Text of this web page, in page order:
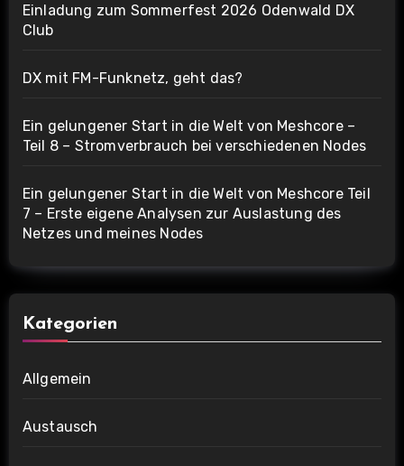
Einladung zum Sommerfest 2026 Odenwald DX
Club
DX mit FM-Funknetz, geht das?
Ein gelungener Start in die Welt von Meshcore –
Teil 8 – Stromverbrauch bei verschiedenen Nodes
Ein gelungener Start in die Welt von Meshcore Teil
7 – Erste eigene Analysen zur Auslastung des
Netzes und meines Nodes
Kategorien
Allgemein
Austausch